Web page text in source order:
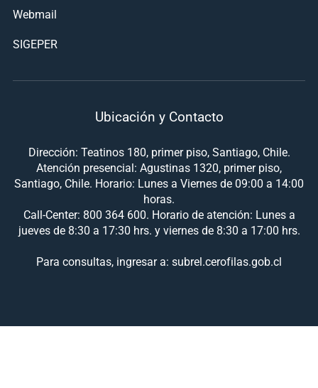
Webmail
SIGEPER
Ubicación y Contacto
Dirección: Teatinos 180, primer piso, Santiago, Chile.
Atención presencial: Agustinas 1320, primer piso,
Santiago, Chile. Horario: Lunes a Viernes de 09:00 a 14:00
horas.
Call-Center: 800 364 600. Horario de atención: Lunes a
jueves de 8:30 a 17:30 hrs. y viernes de 8:30 a 17:00 hrs.
Para consultas, ingresar a: subrel.cerofilas.gob.cl